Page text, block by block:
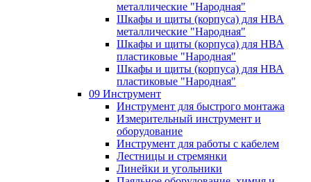
металлические "Народная"
Шкафы и щиты (корпуса) для НВА
металлические "Народная"
Шкафы и щиты (корпуса) для НВА
пластиковые "Народная"
Шкафы и щиты (корпуса) для НВА
пластиковые "Народная"
09 Инструмент
Инструмент для быстрого монтажа
Измерительный инструмент и
оборудование
Инструмент для работы с кабелем
Лестницы и стремянки
Линейки и угольники